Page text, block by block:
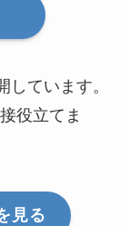
しています。
役立てま
見る